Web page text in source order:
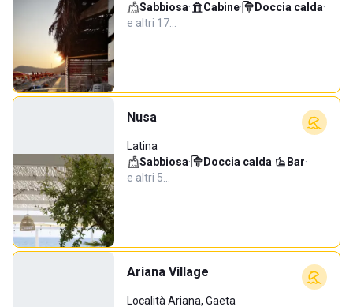
Sabbiosa· Cabine· Doccia calda·
e altri 17…
Nusa
Latina
Sabbiosa· Doccia calda· Bar·
e altri 5…
Ariana Village
Località Ariana, Gaeta